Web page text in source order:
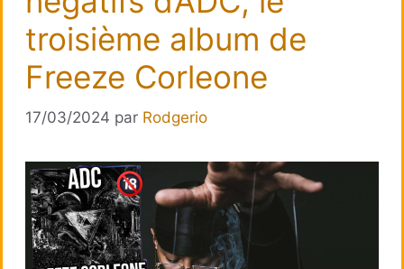
troisième album de
Freeze Corleone
17/03/2024 par Rodgerio